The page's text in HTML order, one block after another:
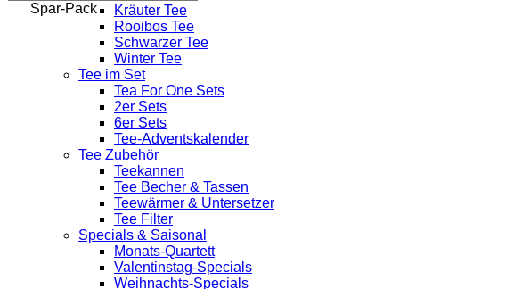
Kräuter Tee
Rooibos Tee
Schwarzer Tee
Winter Tee
Tee im Set
Tea For One Sets
2er Sets
6er Sets
Tee-Adventskalender
Tee Zubehör
Teekannen
Tee Becher & Tassen
Teewärmer & Untersetzer
Tee Filter
Specials & Saisonal
Monats-Quartett
Valentinstag-Specials
Weihnachts-Specials
Spar-Pack